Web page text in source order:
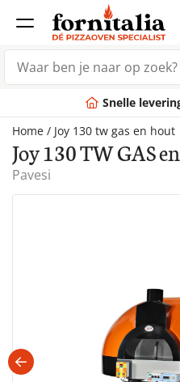
Snelle
Home / Joy 130 tw gas en hout
Joy 130 TW GAS
Pavesi